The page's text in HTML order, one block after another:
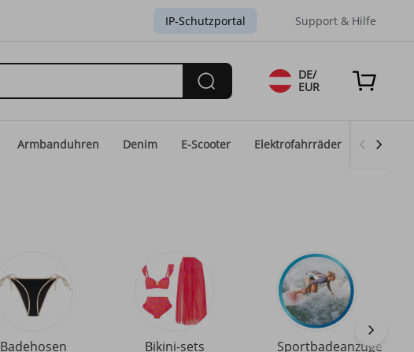
IP-Schutzportal Support & Hilfe
DE/
EUR
Armbanduhren Denim E-Scooter Elektrofahrräder Eid-
Badehosen Bikini-sets Sportbadeanzüge